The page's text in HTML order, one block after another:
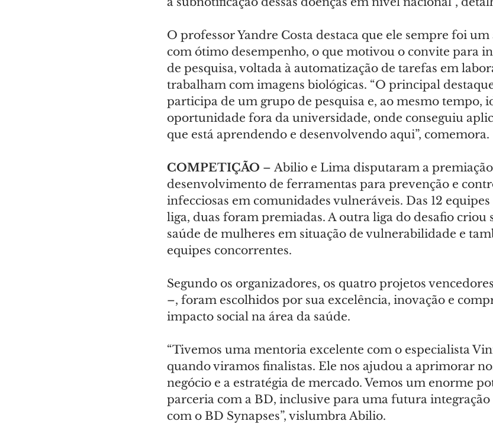
O professor Yandre Costa destaca que ele sempre foi
com ótimo desempenho, o que motivou o convite para
de pesquisa, voltada à automatização de tarefas em
trabalham com imagens biológicas. “O principal
participa de um grupo de pesquisa e, ao mesmo tempo,
oportunidade fora da universidade, onde conseguiu
que está aprendendo e desenvolvendo aqui”, comemora.
COMPETIÇÃO – Abilio e Lima disputaram a
desenvolvimento de ferramentas para prevenção e
infecciosas em comunidades vulneráveis. Das 12
liga, duas foram premiadas. A outra liga do desafio criou
saúde de mulheres em situação de vulnerabilidade e
equipes concorrentes.
Segundo os organizadores, os quatro projetos
–, foram escolhidos por sua excelência, inovação e
impacto social na área da saúde.
“Tivemos uma mentoria excelente com o especialista
quando viramos finalistas. Ele nos ajudou a aprimorar
negócio e a estratégia de mercado. Vemos um enorme
parceria com a BD, inclusive para uma futura integração
com o BD Synapses”, vislumbra Abilio.